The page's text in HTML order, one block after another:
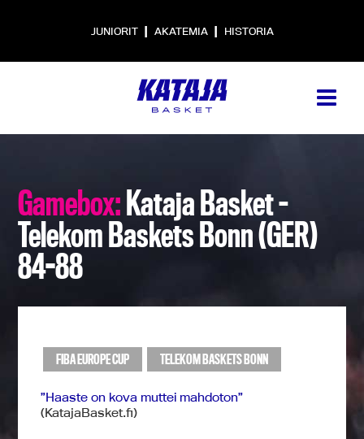
JUNIORIT | AKATEMIA | HISTORIA
Gamebox: Kataja Basket –
Telekom Baskets Bonn (GER)
84-88
FIBA EUROPE CUP TELEKOM BASKETS BONN
”Haaste on kova muttei mahdoton”
(KatajaBasket.fi)